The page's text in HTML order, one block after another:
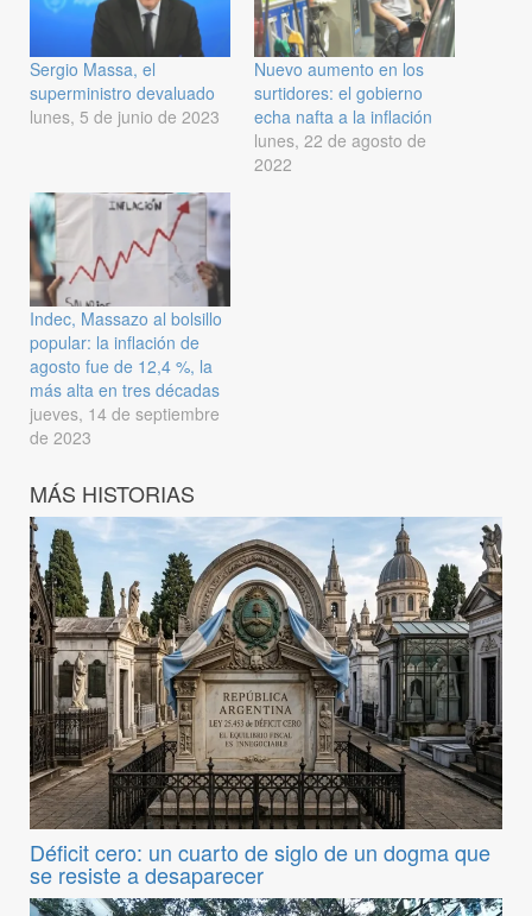
Sergio Massa, el
superministro devaluado
lunes, 5 de junio de 2023
Nuevo aumento en los
surtidores: el gobierno
echa nafta a la inflación
lunes, 22 de agosto de
2022
Indec, Massazo al bolsillo
popular: la inflación de
agosto fue de 12,4 %, la
más alta en tres décadas
jueves, 14 de septiembre
de 2023
MÁS HISTORIAS
Déficit cero: un cuarto de siglo de un dogma que
se resiste a desaparecer